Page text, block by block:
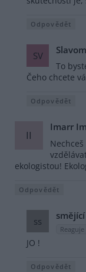
Odpovědět
SV
To
Čeho chcete
Odpovědět
II
Imarr
ekologistou!
Odpovědět
ss
JO !
Odpovědět